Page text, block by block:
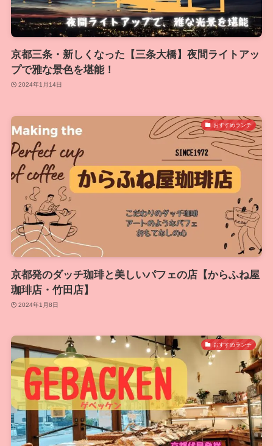
京都三条・新しくなった【三条大橋】夜間ライトアッ
プで雅な景色を堪能！
2024年1月14日
おすすめランチ
京都発のダッチ珈琲と美しいパフェの店【からふね屋
珈琲店・竹田店】
2024年1月8日
おすすめランチ